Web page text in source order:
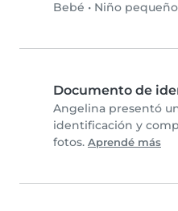
Bebé • Niño pequeño
Documento de
Angelina presentó
identificación y
fotos. Aprendé más